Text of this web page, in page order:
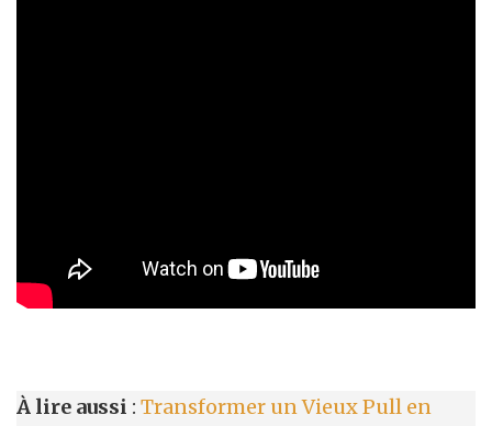
À lire aussi : Transformer un Vieux Pull en